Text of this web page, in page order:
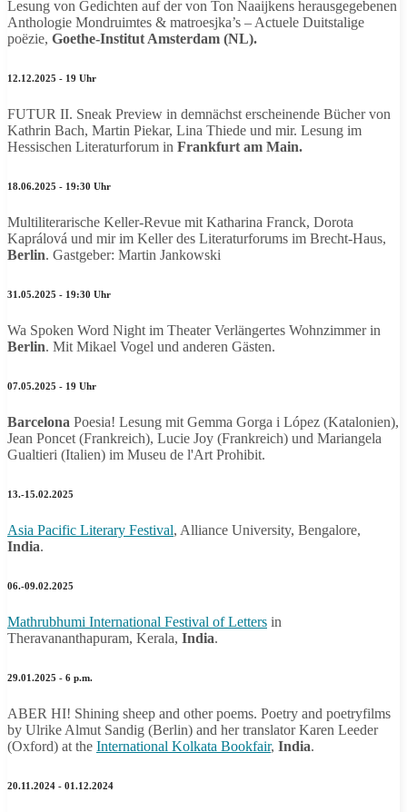
Lesung von Gedichten auf der von Ton Naaijkens herausgegebenen
Anthologie Mondruimtes & matroesjka’s – Actuele Duitstalige
poëzie, Goethe-Institut Amsterdam (NL).
12.12.2025 - 19 Uhr
FUTUR II. Sneak Preview in demnächst erscheinende Bücher von
Kathrin Bach, Martin Piekar, Lina Thiede und mir. Lesung im
Hessischen Literaturforum in Frankfurt am Main.
18.06.2025 - 19:30 Uhr
Multiliterarische Keller-Revue mit Katharina Franck, Dorota
Kaprálová und mir im Keller des Literaturforums im Brecht-Haus,
Berlin. Gastgeber: Martin Jankowski
31.05.2025 - 19:30 Uhr
Wa Spoken Word Night im Theater Verlängertes Wohnzimmer in
Berlin. Mit Mikael Vogel und anderen Gästen.
07.05.2025 - 19 Uhr
Barcelona Poesia! Lesung mit Gemma Gorga i López (Katalonien),
Jean Poncet (Frankreich), Lucie Joy (Frankreich) und Mariangela
Gualtieri (Italien) im Museu de l'Art Prohibit.
13.-15.02.2025
Asia Pacific Literary Festival, Alliance University, Bengalore,
India.
06.-09.02.2025
Mathrubhumi International Festival of Letters in
Theravananthapuram, Kerala, India.
29.01.2025 - 6 p.m.
ABER HI! Shining sheep and other poems. Poetry and poetryfilms
by Ulrike Almut Sandig (Berlin) and her translator Karen Leeder
(Oxford) at the International Kolkata Bookfair, India.
20.11.2024 - 01.12.2024